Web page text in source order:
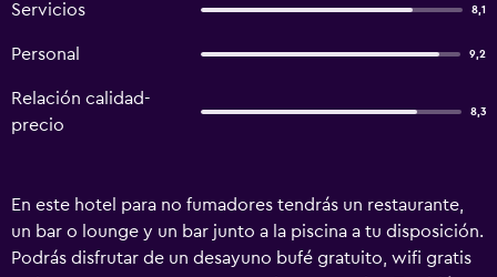
Servicios 8,1
Personal 9,2
Relación calidad-
precio
8,3
En este hotel para no fumadores tendrás un restaurante,
un bar o lounge y un bar junto a la piscina a tu disposición.
Podrás disfrutar de un desayuno bufé gratuito, wifi gratis